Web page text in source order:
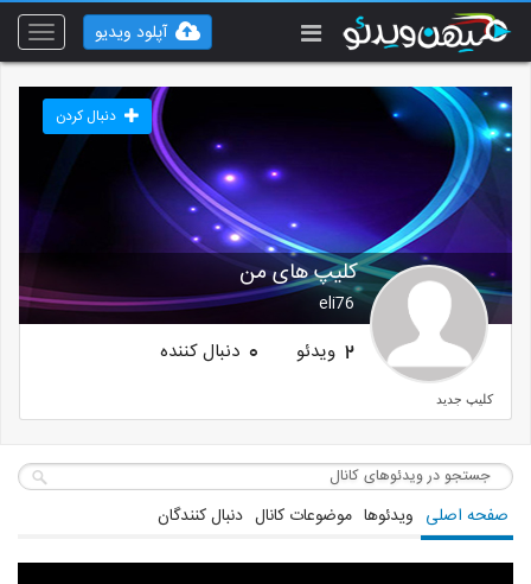
Toggle
آپلود ویدیو
کلیپ های من
eli76
دنبال کردن
2 ویدئو 0 دنبال کننده
کلیپ جدید
صفحه اصلی ویدئوها موضوعات کانال دنبال کنندگان